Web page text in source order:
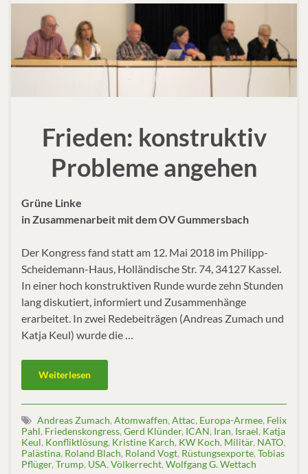
Frieden: konstruktiv
Probleme angehen
Grüne Linke
in Zusammenarbeit mit dem OV Gummersbach
Der Kongress fand statt am 12. Mai 2018 im Philipp-
Scheidemann-Haus, Holländische Str. 74, 34127 Kassel.
In einer hoch konstruktiven Runde wurde zehn Stunden
lang diskutiert, informiert und Zusammenhänge
erarbeitet. In zwei Redebeiträgen (Andreas Zumach und
Katja Keul) wurde die …
Weiterlesen
Andreas Zumach, Atomwaffen, Attac, Europa-Armee, Felix
Pahl, Friedenskongress, Gerd Klünder, ICAN, Iran, Israel, Katja
Keul, Konfliktlösung, Kristine Karch, KW Koch, Militär, NATO,
Palästina, Roland Blach, Roland Vogt, Rüstungsexporte, Tobias
Pflüger, Trump, USA, Völkerrecht, Wolfgang G. Wettach